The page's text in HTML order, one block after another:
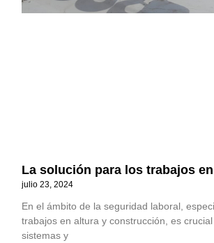
La solución para los trabajos
julio 23, 2024
En el ámbito de la seguridad laboral,
trabajos en altura y construcción, es
sistemas y